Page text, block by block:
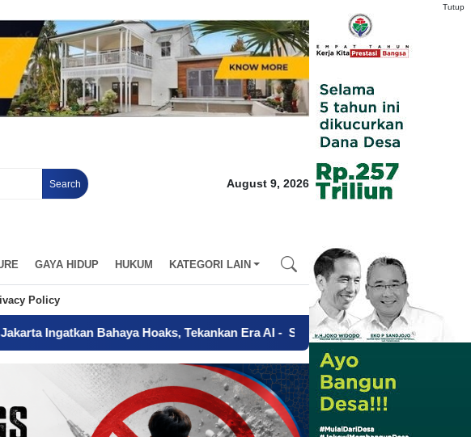
Search August 9, 2026
GAYA HIDUP HUKUM KATEGORI LAIN
Policy
Bahaya Hoaks, Tekankan Era AI- Sertifikat Tanah Diduga Diserahkan Tanpa
Tutup